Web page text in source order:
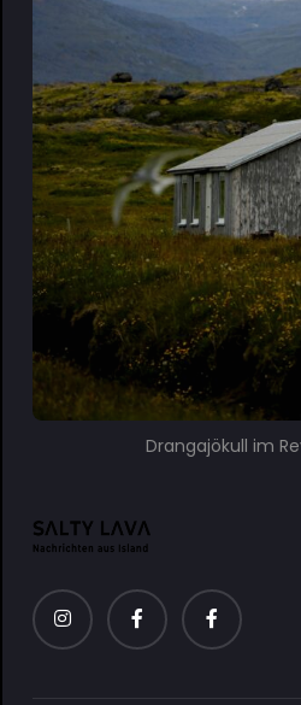
Drangajökull im